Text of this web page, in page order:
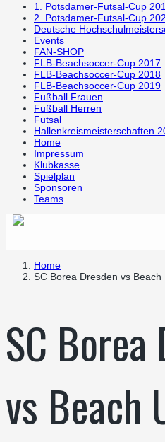
1. Potsdamer-Futsal-Cup
2. Potsdamer-Futsal-Cup
Deutsche
Events
FAN-SHOP
FLB-Beachsoccer-Cup 2017
FLB-Beachsoccer-Cup 2018
FLB-Beachsoccer-Cup 2019
Fußball Frauen
Fußball Herren
Futsal
Hallenkreismeisterschaften
Home
Impressum
Klubkasse
Spielplan
Sponsoren
Teams
Home
SC Borea Dresden vs Beach
SC Borea
vs Beach